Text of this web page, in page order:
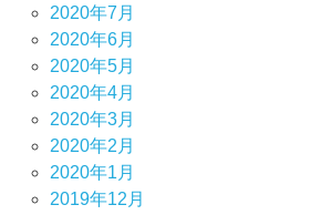
2020年7月
2020年6月
2020年5月
2020年4月
2020年3月
2020年2月
2020年1月
2019年12月